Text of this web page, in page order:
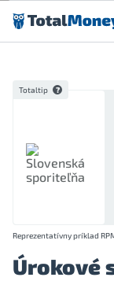
Preskočiť na obsah
Totaltip
Reprezentatívny príklad
Úrokové